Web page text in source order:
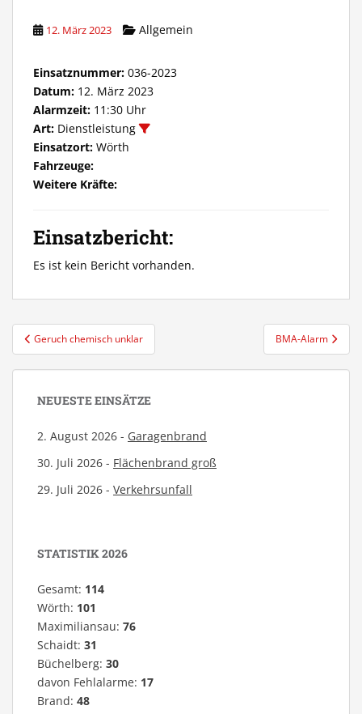
12. März 2023 Allgemein
Einsatznummer: 036-2023
Datum: 12. März 2023
Alarmzeit: 11:30 Uhr
Art: Dienstleistung
Einsatzort: Wörth
Fahrzeuge:
Weitere Kräfte:
Einsatzbericht:
Es ist kein Bericht vorhanden.
Beitragsnavigation
Geruch chemisch unklar BMA-Alarm
NEUESTE EINSÄTZE
2. August 2026 - Garagenbrand
30. Juli 2026 - Flächenbrand groß
29. Juli 2026 - Verkehrsunfall
STATISTIK 2026
Gesamt: 114
Wörth: 101
Maximiliansau: 76
Schaidt: 31
Büchelberg: 30
davon Fehlalarme: 17
Brand: 48